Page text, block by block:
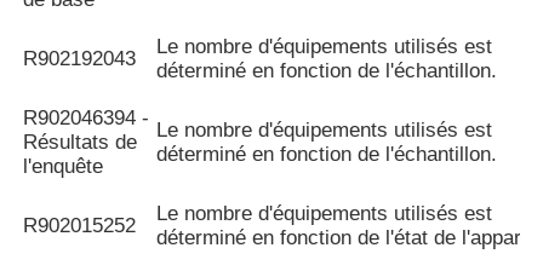
R902192043
Le nombre d'équipements utilisés est
déterminé en fonction de l'échantillon.
R902046394 -
Résultats de
l'enquête
Le nombre d'équipements utilisés est
déterminé en fonction de l'échantillon.
R902015252
Le nombre d'équipements utilisés est
déterminé en fonction de l'état de